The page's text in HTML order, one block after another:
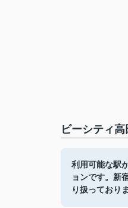
ビーシティ
利用可能な駅
ョンです。新
り扱っており